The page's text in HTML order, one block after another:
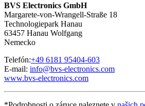
BVS Electronics GmbH
Margarete-von-Wrangell-Straße 18
Technologiepark Hanau
63457 Hanau Wolfgang
Nemecko
Telefón:+49 6181 95404-603
E-mail: info@bvs-electronics.com
www.bvs-electronics.com